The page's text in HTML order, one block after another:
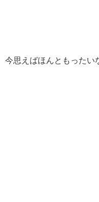
今思えばほんともったい